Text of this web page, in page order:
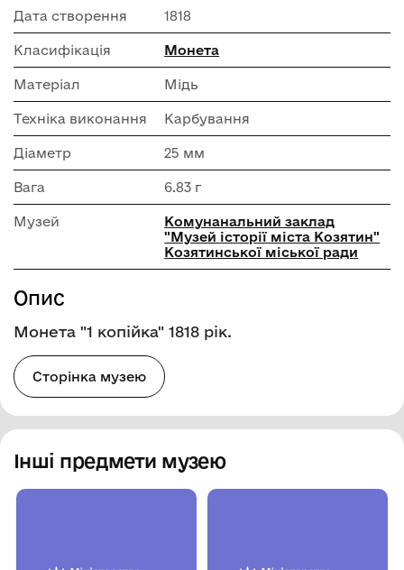
Дата створення 1818
Класифікація Монета
Матеріал Мідь
Техніка виконання Карбування
Діаметр 25 мм
Вага 6.83 г
Музей
Комунанальний заклад
"Музей історії міста Козятин"
Козятинської міської ради
Опис
Монета "1 копійка" 1818 рік.
Сторінка музею
Інші предмети музею